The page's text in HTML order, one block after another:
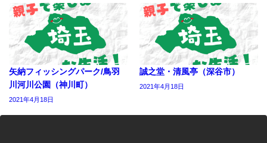
矢納フィッシングパーク/鳥羽
川河川公園（神川町）
2021年4月18日
誠之堂・清風亭（深谷市）
2021年4月18日